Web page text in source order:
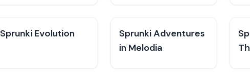
Sprunki Evolution
Sprunki Adventures
in Melodia